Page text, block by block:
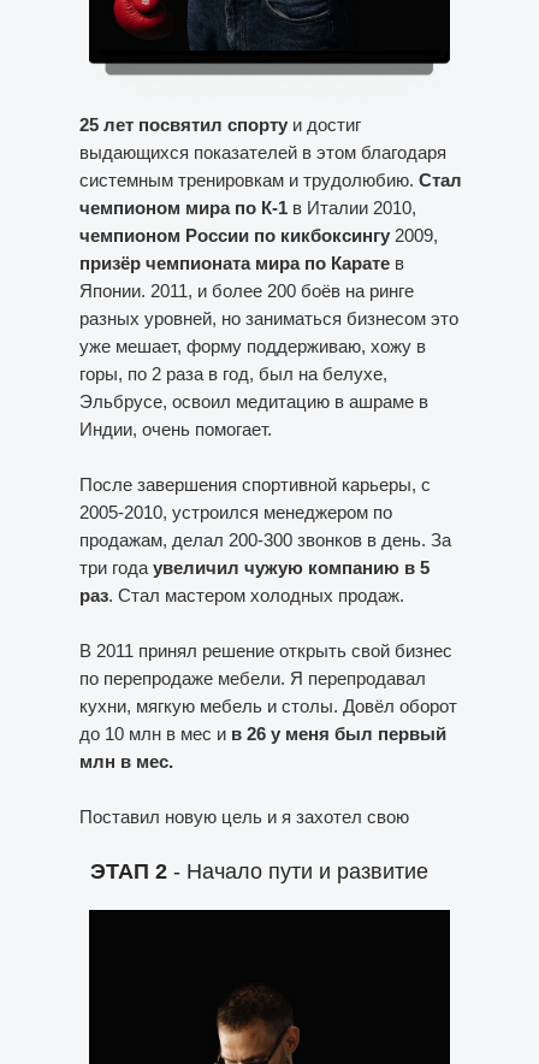
25 лет посвятил спорту и достиг
выдающихся показателей в этом благодаря
системным тренировкам и трудолюбию. Стал
чемпионом мира по К-1 в Италии 2010,
чемпионом России по кикбоксингу 2009,
призёр чемпионата мира по Карате в
Японии. 2011, и более 200 боёв на ринге
разных уровней, но заниматься бизнесом это
уже мешает, форму поддерживаю, хожу в
горы, по 2 раза в год, был на белухе,
Эльбрусе, освоил медитацию в ашраме в
Индии, очень помогает.
После завершения спортивной карьеры, с
2005-2010, устроился менеджером по
продажам, делал 200-300 звонков в день. За
три года увеличил чужую компанию в 5
раз. Стал мастером холодных продаж.
В 2011 принял решение открыть свой бизнес
по перепродаже мебели. Я перепродавал
кухни, мягкую мебель и столы. Довёл оборот
до 10 млн в мес и в 26 у меня был первый
млн в мес.
Поставил новую цель и я захотел свою
ЭТАП 2 - Начало пути и развитие